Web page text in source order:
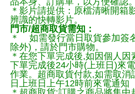
＊影片請提供：原檔清晰開箱
辨識的快轉影片。
門市/超商取貨需知：
＊ 如需發行當日取貨參加簽
除外)，請於門市購物。
＊在您下單完成後,如因個人
下單完成後24小時(上班日)來
作業。超商取貨付款,如需取消
日上班日上午12時前來電通知